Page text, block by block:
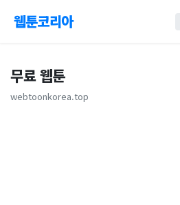
웹툰코리아
무료 웹툰
webtoonkorea.top